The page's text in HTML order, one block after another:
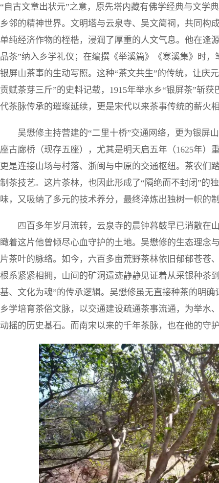
“自古文章出状元”之意，原先塔内藏有佛学经典与文学
乡邻的精神世界。文明塔与云泉寺、吴文简祠，共同构
单纯经济作物的桎梏，浸润了厚重的人文气息。他在逢
品茶”纳入乡学礼仪；在编撰《举溪篇》《寒溪集》时
银屏山茶事的生动写照。这种“茶文共生”的传统，让
贡赋茶芽三斤”的史料记载，1915年举水乡“银屏茶”斩
代茶脉传承的璀璨延续，更是宋代以来茶事传统的薪火
吴懋修主持营建的“二里十桥”交通网络，更为银屏
座古廊桥（现存五座），尤其是明天启五年（1625年）
更是连接山场与村落、浙闽与中原的交通枢纽。茶农们
制茶技艺。这片茶林，也因此形成了“隔绝而不封闭”
味，又吸纳了多元的技术养分，最终淬炼出独树一帜的
四百多年岁月流转，云泉寺的晨钟暮鼓早已消散在
瞰着这片他曾倾尽心血守护的土地。吴懋修的生态理念
片茶叶的脉络。如今，六百多亩荒野茶林依旧郁郁苍苍
根系紧紧相拥，山间的矿洞遗迹静静见证着从采银种茶
基、文化为魂”的传承逻辑。吴懋修虽无直接种茶的明
乡学培育茶俗文脉，以交通建设疏通茶事流通，为举水
动摇的历史基石。而南宋以来的千年茶脉，也在他的守